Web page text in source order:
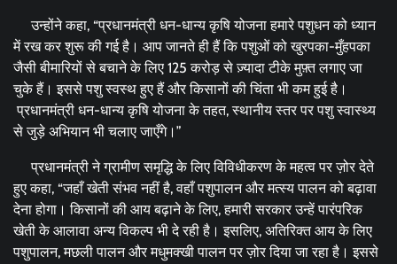
उन्होंने कहा, “प्रधानमंत्री धन-धान्य कृषि योजना हमारे पशुधन को ध्यान
में रख कर शुरू की गई है। आप जानते ही हैं कि पशुओं को खुरपका-मुँहपका
जैसी बीमारियों से बचाने के लिए 125 करोड़ से ज़्यादा टीके मुफ़्त लगाए जा
चुके हैं। इससे पशु स्वस्थ हुए हैं और किसानों की चिंता भी कम हुई है।
प्रधानमंत्री धन-धान्य कृषि योजना के तहत, स्थानीय स्तर पर पशु स्वास्थ्य
से जुड़े अभियान भी चलाए जाएँगे।”
प्रधानमंत्री ने ग्रामीण समृद्धि के लिए विविधीकरण के महत्व पर ज़ोर देते
हुए कहा, “जहाँ खेती संभव नहीं है, वहाँ पशुपालन और मत्स्य पालन को बढ़ावा
देना होगा। किसानों की आय बढ़ाने के लिए, हमारी सरकार उन्हें पारंपरिक
खेती के आलावा अन्य विकल्प भी दे रही है। इसलिए, अतिरिक्त आय के लिए
पशुपालन, मछली पालन और मधुमक्खी पालन पर ज़ोर दिया जा रहा है। इससे